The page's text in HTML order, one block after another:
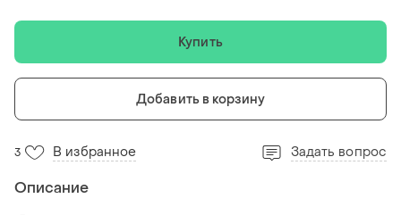
Купить
Добавить в корзину
3 В избранное Задать вопрос
Описание